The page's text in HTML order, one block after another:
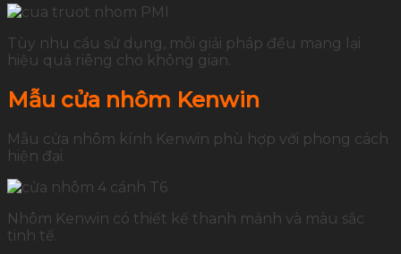
Tùy nhu cầu sử dụng, mỗi giải pháp đều mang lại
hiệu quả riêng cho không gian.
Mẫu cửa nhôm Kenwin
Mẫu cửa nhôm kính Kenwin phù hợp với phong cách
hiện đại.
Nhôm Kenwin có thiết kế thanh mảnh và màu sắc
tinh tế.